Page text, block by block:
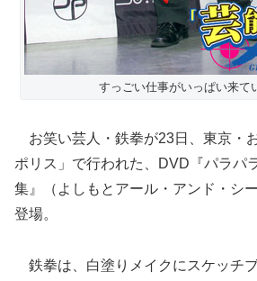
すっごい仕事がいっぱい来て
お笑い芸人・鉄拳が23日、東京・
ポリス」で行われた、DVD『パラ
集』（よしもとアール・アンド・シ
登場。
鉄拳は、白塗りメイクにスケッチ